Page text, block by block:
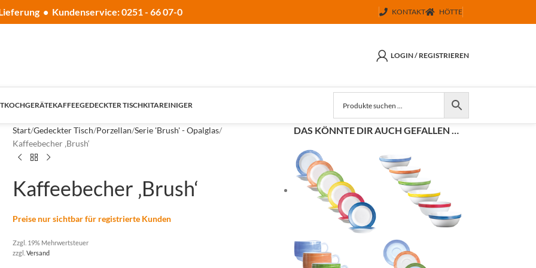
• Kundenservice: 0251 - 66 07-0 KONTAKT HÖTTE
LOGIN / REGISTRIEREN
KOCHGERÄTEKAFFEEGEDECKTER TISCHKITAREINIGER
Start Gedeckter Tisch Porzellan Serie 'Brush' - Opalglas
Kaffeebecher ‚Brush‘
Kaffeebecher ‚Brush‘
Preise nur sichtbar für registrierte Kunden
Zzgl. 19% Mehrwertsteuer
zzgl.Versand
DAS KÖNNTE DIR AUCH GEFALLEN …